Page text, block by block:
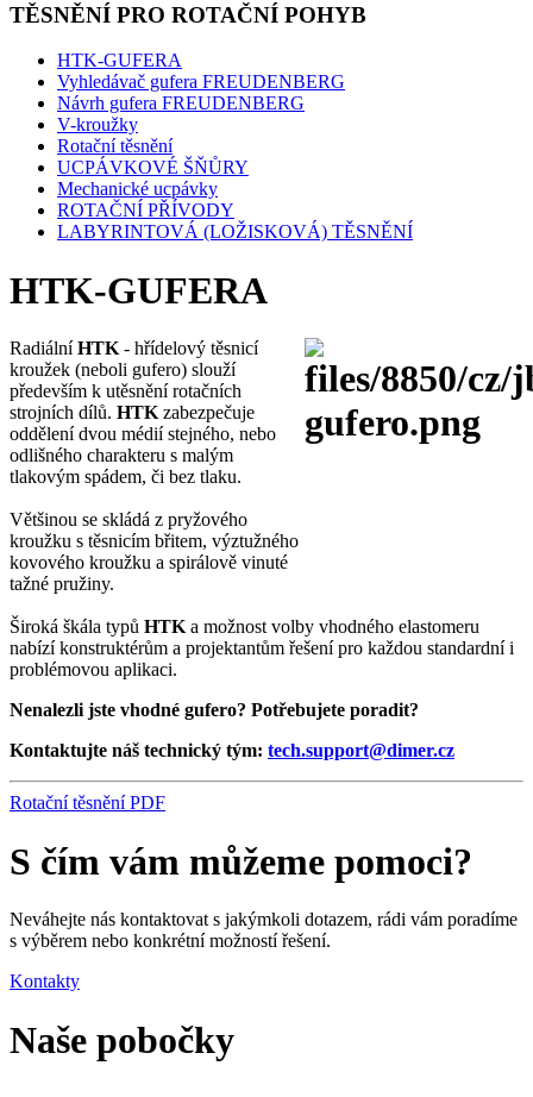
TĚSNĚNÍ PRO ROTAČNÍ POHYB
HTK-GUFERA
Vyhledávač gufera FREUDENBERG
Návrh gufera FREUDENBERG
V-kroužky
Rotační těsnění
UCPÁVKOVÉ ŠŇŮRY
Mechanické ucpávky
ROTAČNÍ PŘÍVODY
LABYRINTOVÁ (LOŽISKOVÁ) TĚSNĚNÍ
HTK-GUFERA
Radiální HTK - hřídelový těsnicí
kroužek (neboli gufero) slouží
především k utěsnění rotačních
strojních dílů. HTK zabezpečuje
oddělení dvou médií stejného, nebo
odlišného charakteru s malým
tlakovým spádem, či bez tlaku.
Většinou se skládá z pryžového
kroužku s těsnicím břitem, výztužného
kovového kroužku a spirálově vinuté
tažné pružiny.
Široká škála typů HTK a možnost volby vhodného elastomeru
nabízí konstruktérům a projektantům řešení pro každou standardní i
problémovou aplikaci.
Nenalezli jste vhodné gufero? Potřebujete poradit?
Kontaktujte náš technický tým: tech.support@dimer.cz
Rotační těsnění PDF
S čím vám můžeme pomoci?
Neváhejte nás kontaktovat s jakýmkoli dotazem, rádi vám poradíme
s výběrem nebo konkrétní možností řešení.
Kontakty
Naše pobočky